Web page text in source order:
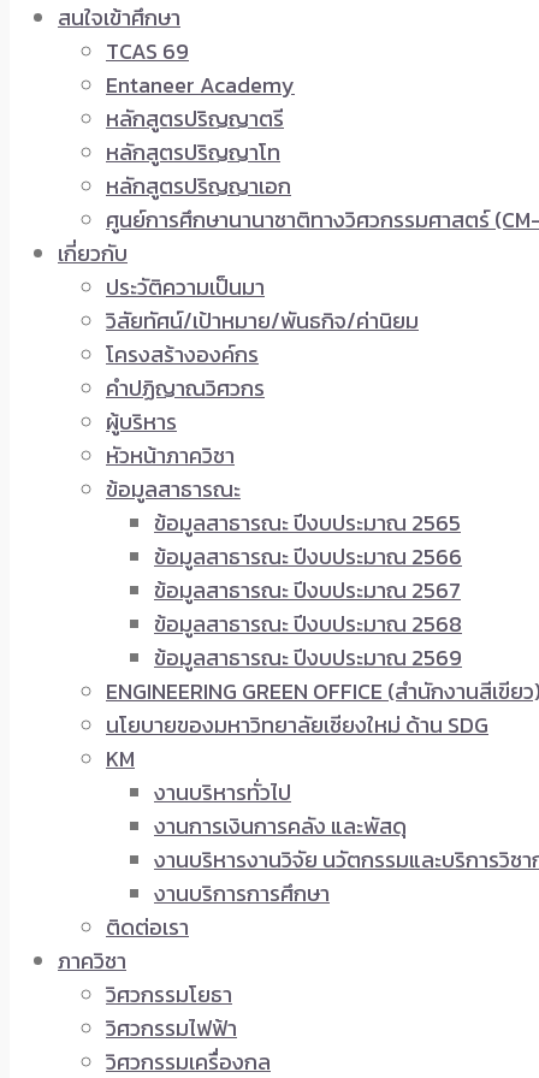
สนใจเข้าศึกษา
TCAS 69
Entaneer Academy
หลักสูตรปริญญาตรี
หลักสูตรปริญญาโท
หลักสูตรปริญญาเอก
ศูนย์การศึกษานานาชาติทางวิศวกรรมศาสตร์
เกี่ยวกับ
ประวัติความเป็นมา
วิสัยทัศน์/เป้าหมาย/พันธกิจ/ค่านิยม
โครงสร้างองค์กร
คำปฏิญาณวิศวกร
ผู้บริหาร
หัวหน้าภาควิชา
ข้อมูลสาธารณะ
ข้อมูลสาธารณะ ปีงบประมาณ 2565
ข้อมูลสาธารณะ ปีงบประมาณ 2566
ข้อมูลสาธารณะ ปีงบประมาณ 2567
ข้อมูลสาธารณะ ปีงบประมาณ 2568
ข้อมูลสาธารณะ ปีงบประมาณ 2569
ENGINEERING GREEN OFFICE (สำนักงานสีเขีย
นโยบายของมหาวิทยาลัยเชียงใหม่ ด้าน SDG
KM
งานบริหารทั่วไป
งานการเงินการคลัง และพัสดุ
งานบริหารงานวิจัย นวัตกรรมและบริการวิชา
งานบริการการศึกษา
ติดต่อเรา
ภาควิชา
วิศวกรรมโยธา
วิศวกรรมไฟฟ้า
วิศวกรรมเครื่องกล